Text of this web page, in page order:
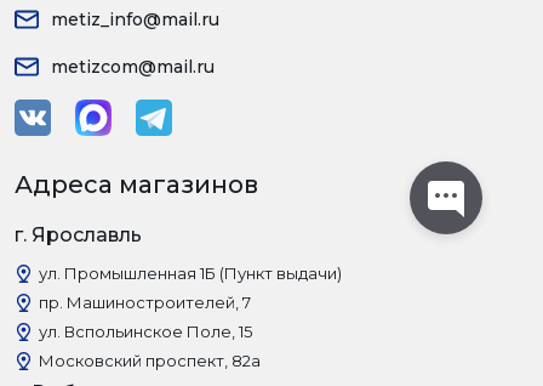
metiz_info@mail.ru
metizcom@mail.ru
Адреса магазинов
г. Ярославль
ул. Промышленная 1Б (Пункт выдачи)
пр. Машиностроителей, 7
ул. Вспольинское Поле, 15
Московский проспект, 82а